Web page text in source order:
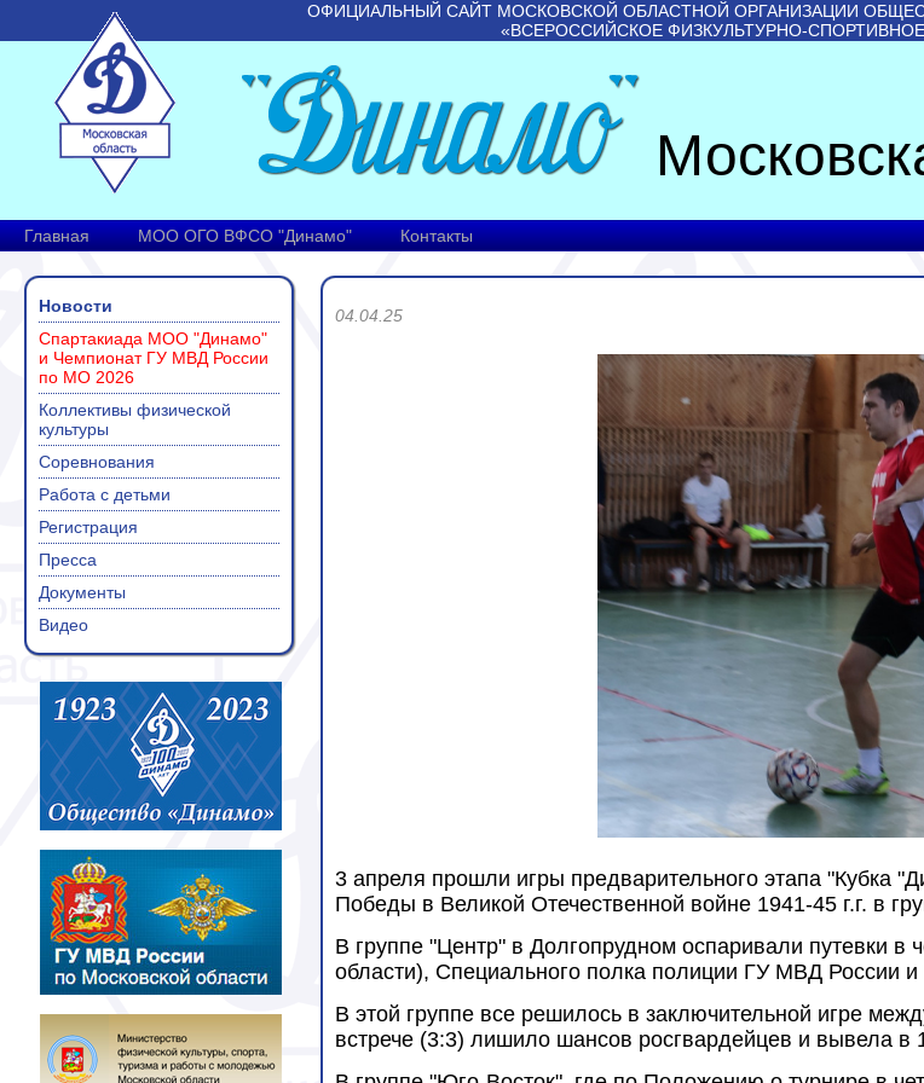
ОФИЦИАЛЬНЫЙ САЙТ МОСКОВСКОЙ ОБЛАСТНОЙ ОРГАНИЗАЦИИ
«ВСЕРОССИЙСКОЕ ФИЗКУЛЬТУРНО-
Главная МОО ОГО ВФСО "Динамо" Контакты
Новости
Спартакиада МОО "Динамо"
и Чемпионат ГУ МВД России
по МО 2026
Коллективы физической
культуры
Соревнования
Работа с детьми
Регистрация
Пресса
Документы
Видео
04.04.25
3 апреля прошли игры предварительного этапа "Кубка
Победы в Великой Отечественной войне 1941-45 г.г. в
В группе "Центр" в Долгопрудном оспаривали путевки
области), Специального полка полиции ГУ МВД России
В этой группе все решилось в заключительной игре
встрече (3:3) лишило шансов росгвардейцев и вывела